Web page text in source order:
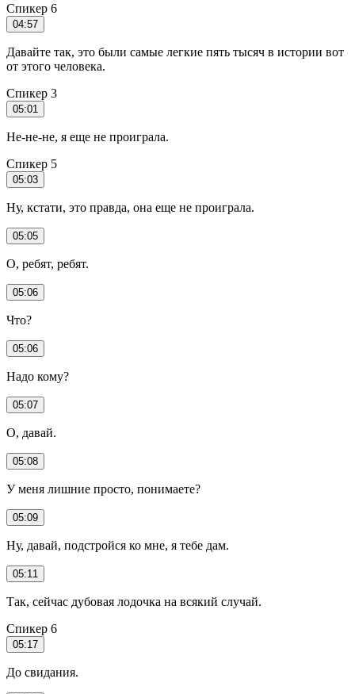
Спикер 6
04:57
Давайте так, это были самые легкие пять тысяч в истории вот
от этого человека.
Спикер 3
05:01
Не-не-не, я еще не проиграла.
Спикер 5
05:03
Ну, кстати, это правда, она еще не проиграла.
05:05
О, ребят, ребят.
05:06
Что?
05:06
Надо кому?
05:07
О, давай.
05:08
У меня лишние просто, понимаете?
05:09
Ну, давай, подстройся ко мне, я тебе дам.
05:11
Так, сейчас дубовая лодочка на всякий случай.
Спикер 6
05:17
До свидания.